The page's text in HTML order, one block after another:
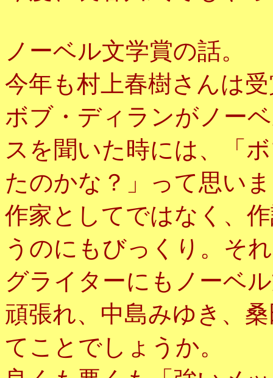
ノーベル文学賞の話。
今年も村上春樹さんは
ボブ・ディランがノー
スを聞いた時には、「
たのかな？」って思い
作家としてではなく、
うのにもびっくり。そ
グライターにもノーベ
頑張れ、中島みゆき、
てことでしょうか。